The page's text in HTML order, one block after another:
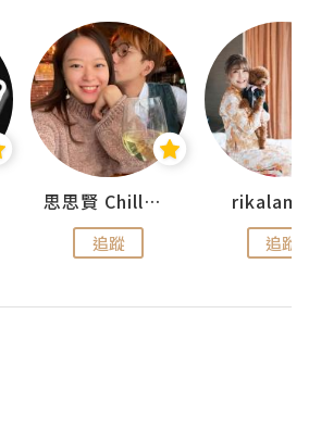
思思賢 ChillMyBabe
追蹤 追蹤